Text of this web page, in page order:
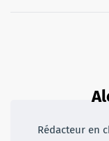
Rédacteur en